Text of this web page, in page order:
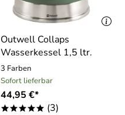
Outwell Collaps
Wasserkessel 1,5 ltr.
3 Farben
Sofort lieferbar
44,95 €*
***** (3)